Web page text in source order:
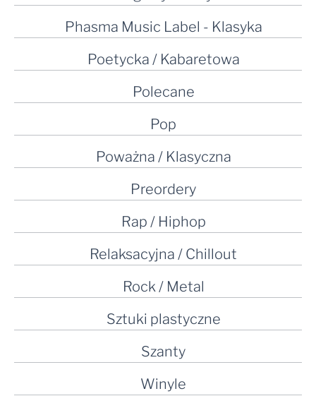
Phasma Music Label - Klasyka
Poetycka / Kabaretowa
Polecane
Pop
Poważna / Klasyczna
Preordery
Rap / Hiphop
Relaksacyjna / Chillout
Rock / Metal
Sztuki plastyczne
Szanty
Winyle